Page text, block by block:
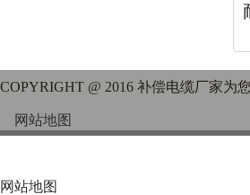
COPYRIGHT @ 2016 补偿电缆厂家为
网站地图
网站地图